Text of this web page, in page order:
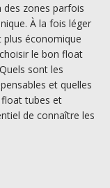
des zones parfois
À la fois léger
économique
le bon float
sont les
et quelles
float tubes et
de connaître les